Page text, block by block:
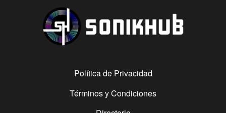
Política de Privacidad
Términos y Condiciones